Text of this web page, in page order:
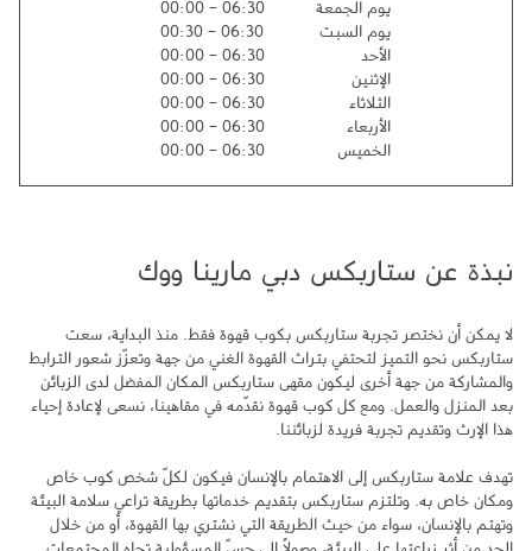
يوم الجمعة 06:30
-
00:00
يوم السبت
06:30
-
00:30
الأحد
06:30
-
00:00
الإثنين
06:30
-
00:00
الثلاثاء
06:30
-
00:00
الأربعاء
06:30
-
00:00
الخميس
06:30
-
00:00
نبذة عن ستاربكس دبي مارينا ووك